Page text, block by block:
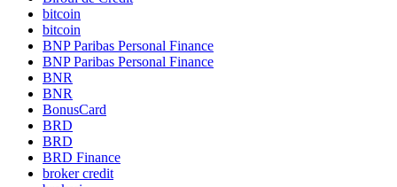
bitcoin
bitcoin
BNP Paribas Personal Finance
BNP Paribas Personal Finance
BNR
BNR
BonusCard
BRD
BRD
BRD Finance
broker credit